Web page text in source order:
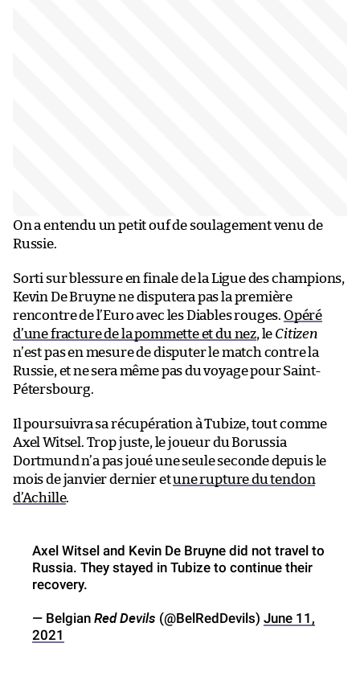
On a entendu un petit ouf de soulagement venu de
Russie.
Sorti sur blessure en finale de la Ligue des champions,
Kevin De Bruyne ne disputera pas la première
rencontre de l’Euro avec les Diables rouges. Opéré
d’une fracture de la pommette et du nez, le Citizen
n’est pas en mesure de disputer le match contre la
Russie, et ne sera même pas du voyage pour Saint-
Pétersbourg.
Il poursuivra sa récupération à Tubize, tout comme
Axel Witsel. Trop juste, le joueur du Borussia
Dortmund n’a pas joué une seule seconde depuis le
mois de janvier dernier etune rupture du tendon
d’Achille.
Axel Witsel and Kevin De Bruyne did not travel to
Russia. They stayed in Tubize to continue their
recovery.
— Belgian Red Devils (@BelRedDevils) June 11,
2021